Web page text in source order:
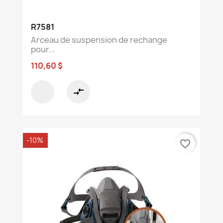
R7581
Arceau de suspension de rechange
pour...
110,60 $
compare_arrows
-10% favorite_border